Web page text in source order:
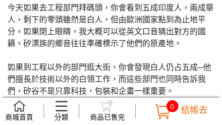
今天如果去工程部門拜碼頭，你會看到五成印度人，兩成華
人，剩下的零頭雖然是白人，但由歐洲國家點到為止地平
分。如果閉上眼睛，我大概可以從英文口音猜出對方的國
籍。矽漂族的鄉音往往準確標示了他們的原產地。
如果到工程以外的部門逛大街，你會發現白人仍占五成─他
們擅長於技術以外的白領工作，而這些部門也同時告訴我
們，矽谷不是只靠科技，包裝和企畫一樣重要。
大致把專長以族群分配一下，你會發現以色列人擅長構思，
商城首頁 分類 商品已售完
0 結帳去